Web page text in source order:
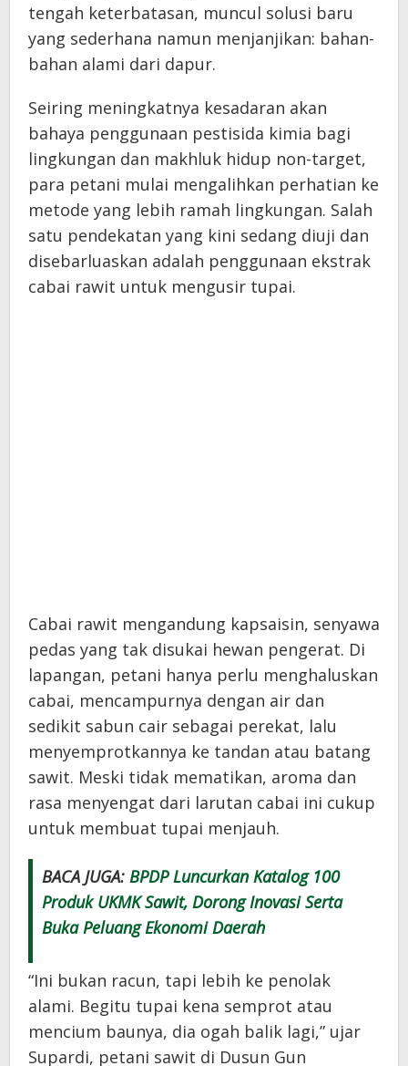
tengah keterbatasan, muncul solusi baru
yang sederhana namun menjanjikan: bahan-
bahan alami dari dapur.
Seiring meningkatnya kesadaran akan
bahaya penggunaan pestisida kimia bagi
lingkungan dan makhluk hidup non-target,
para petani mulai mengalihkan perhatian ke
metode yang lebih ramah lingkungan. Salah
satu pendekatan yang kini sedang diuji dan
disebarluaskan adalah penggunaan ekstrak
cabai rawit untuk mengusir tupai.
Cabai rawit mengandung kapsaisin, senyawa
pedas yang tak disukai hewan pengerat. Di
lapangan, petani hanya perlu menghaluskan
cabai, mencampurnya dengan air dan
sedikit sabun cair sebagai perekat, lalu
menyemprotkannya ke tandan atau batang
sawit. Meski tidak mematikan, aroma dan
rasa menyengat dari larutan cabai ini cukup
untuk membuat tupai menjauh.
BACA JUGA: BPDP Luncurkan Katalog 100
Produk UKMK Sawit, Dorong Inovasi Serta
Buka Peluang Ekonomi Daerah
“Ini bukan racun, tapi lebih ke penolak
alami. Begitu tupai kena semprot atau
mencium baunya, dia ogah balik lagi,” ujar
Supardi, petani sawit di Dusun Gun